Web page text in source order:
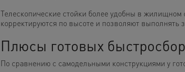
Телескопические стойки более удобны в жилищном
корректируются по высоте и позволяют
Плюсы готовых
По сравнению с самодельными конструкциями у